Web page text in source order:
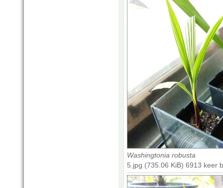
Washingtonia robusta
5.jpg (735.06 KiB) 6913 keer